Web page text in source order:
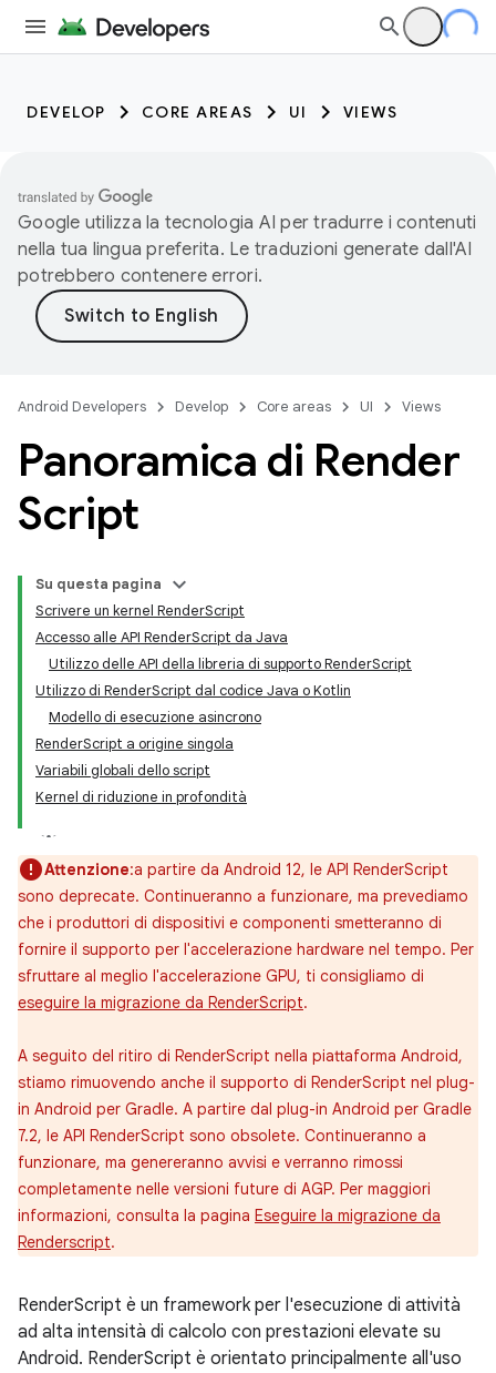
DEVELOP CORE AREAS UI VIEWS
Google utilizza la tecnologia AI per tradurre i contenuti
nella tua lingua preferita. Le traduzioni generate dall'AI
potrebbero contenere errori.
Android Developers Develop Core areas UI Views
Panoramica di Render
Script
Su questa pagina
Scrivere un kernel RenderScript
Accesso alle API RenderScript da Java
Utilizzo delle API della libreria di supporto RenderScript
Utilizzo di RenderScript dal codice Java o Kotlin
Modello di esecuzione asincrono
RenderScript a origine singola
Variabili globali dello script
Kernel di riduzione in profondità
Attenzione:a partire da Android 12, le API RenderScript
sono deprecate. Continueranno a funzionare, ma prevediamo
che i produttori di dispositivi e componenti smetteranno di
fornire il supporto per l'accelerazione hardware nel tempo. Per
sfruttare al meglio l'accelerazione GPU, ti consigliamo di
eseguire la migrazione da RenderScript.
A seguito del ritiro di RenderScript nella piattaforma Android,
stiamo rimuovendo anche il supporto di RenderScript nel plug-
in Android per Gradle. A partire dal plug-in Android per Gradle
7.2, le API RenderScript sono obsolete. Continueranno a
funzionare, ma genereranno avvisi e verranno rimossi
completamente nelle versioni future di AGP. Per maggiori
informazioni, consulta la pagina Eseguire la migrazione da
Renderscript.
RenderScript è un framework per l'esecuzione di attività
ad alta intensità di calcolo con prestazioni elevate su
Android. RenderScript è orientato principalmente all'uso